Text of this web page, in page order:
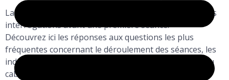
La microkinésithérapie suscite souvent de nombreuses
interrogations avant une première séance.
Découvrez ici les réponses aux questions les plus
fréquentes concernant le déroulement des séances, les
indications, les tarifs et l’accompagnement proposé au
cabinet de microkiné en Alsace.